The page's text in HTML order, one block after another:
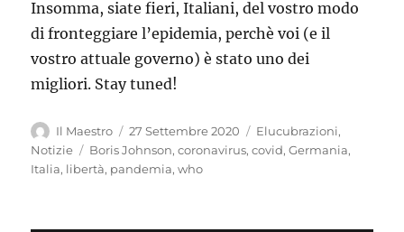
Insomma, siate fieri, Italiani, del vostro modo
di fronteggiare l’epidemia, perchè voi (e il
vostro attuale governo) è stato uno dei
migliori. Stay tuned!
Author
Il Maestro
Posted
on
27 Settembre 2020 Categories
Elucubrazioni,
Notizie
Tags
Boris Johnson,coronavirus,covid,Germania,
Italia, libertà, pandemia,who